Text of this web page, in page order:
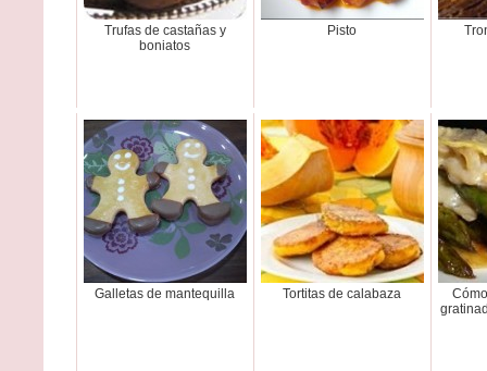
Trufas de castañas y
boniatos
Pisto
Galletas de mantequilla Tortitas de calabaza